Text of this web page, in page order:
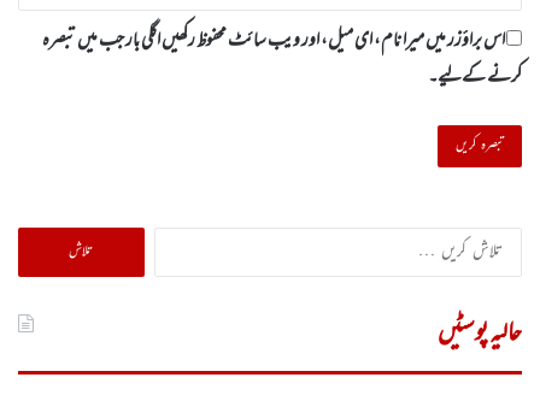
اس براؤزر میں میرا نام، ای میل، اور ویب سائٹ محفوظ رکھیں اگلی بار جب میں تبصرہ
کرنے کےلیے۔
تلاش
کریں
حالیہ پوسٹیں